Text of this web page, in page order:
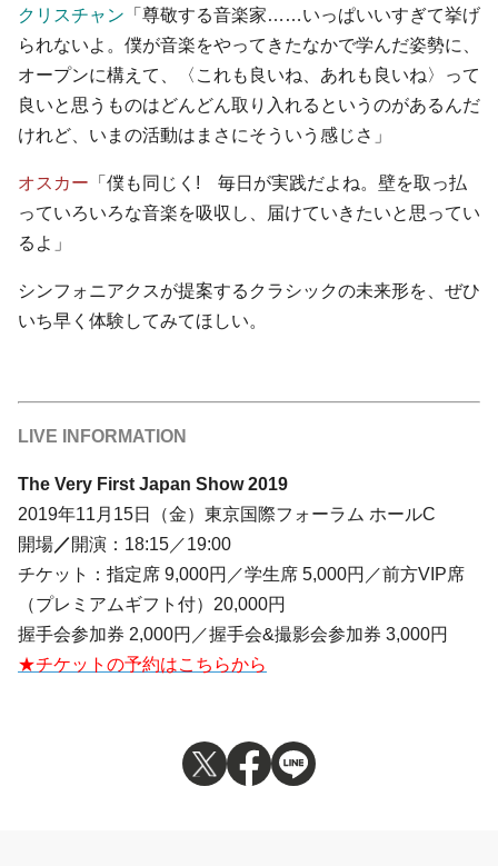
クリスチャン 「尊敬する音楽家……いっぱいいすぎて挙げ
られないよ。僕が音楽をやってきたなかで学んだ姿勢に、
オープンに構えて、〈これも良いね、あれも良いね〉って
良いと思うものはどんどん取り入れるというのがあるんだ
けれど、いまの活動はまさにそういう感じさ」
オスカー 「僕も同じく! 毎日が実践だよね。壁を取っ払
っていろいろな音楽を吸収し、届けていきたいと思ってい
るよ」
シンフォニアクスが提案するクラシックの未来形を、ぜひ
いち早く体験してみてほしい。
LIVE INFORMATION
The Very First Japan Show 2019
2019年11月15日（金）東京国際フォーラム ホールC
開場／開演：18:15／19:00
チケット：指定席 9,000円／学生席 5,000円／前方VIP席
（プレミアムギフト付）20,000円
握手会参加券 2,000円／握手会&撮影会参加券 3,000円
★チケットの予約はこちらから